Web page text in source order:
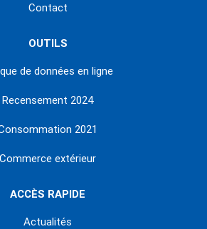
Contact
OUTILS
de données en ligne
Recensement 2024
2021
Commerce extérieur
ACCÈS RAPIDE
Actualités